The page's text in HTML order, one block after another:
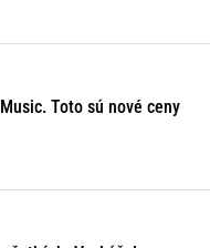
Toto sú nové ceny